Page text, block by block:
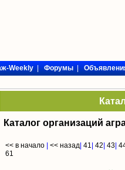
Weekly|Форумы|
Каталог организаций
<< в начало << назад 41 42 43
61